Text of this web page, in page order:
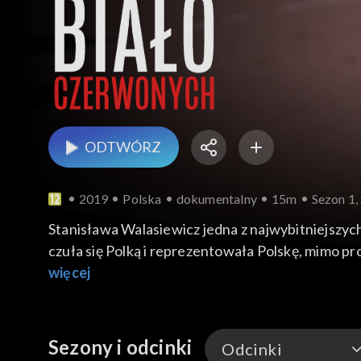
ODTWÓRZ
2019 Polska dokumentalny 15m Sezon
Stanisława Walasiewicz jedna z
czuła się Polką i reprezentowała Polskę, mimo
zdobyła złoty medal w biegu na 100 metrów,
Sekcja zwłok wykazała pewne cechy
więcej
Sezony i odcinki Odcinki